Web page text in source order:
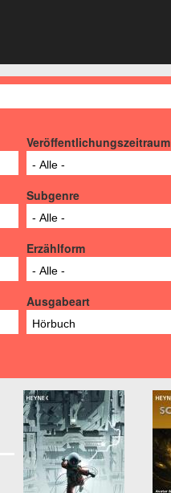
Veröffentlichungszeitraum
- Alle -
Subgenre
- Alle -
Erzählform
- Alle -
Ausgabeart
Hörbuch
Postapokalypse filter